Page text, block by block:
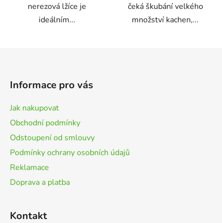
nerezová lžíce je
ideálním...
čeká škubání velkého
množství kachen,...
Informace pro vás
Jak nakupovat
Obchodní podmínky
Odstoupení od smlouvy
Podmínky ochrany osobních údajů
Reklamace
Doprava a platba
Kontakt